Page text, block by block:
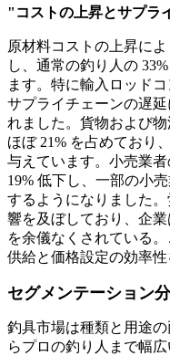
"コストの上昇とサプラ
原材料コストの上昇に
し、通常の釣り人の
ます。特に輸入ロッド
サプライチェーンの遅
れました。貨物および
ほぼ 21% を占めており
与えています。小売業
19% 低下し、一部の小
するようになりました
響を及ぼしており、企
を余儀なくされている
供給と価格設定の効率性
セグメンテーション
釣具市場は種類と用途
らプロの釣り人まで幅